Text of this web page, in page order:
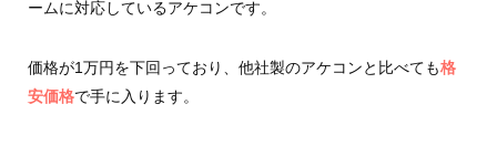
ームに対応しているアケコンです。
価格が1万円を下回っており、他社製のアケコンと比べても格
安価格で手に入ります。